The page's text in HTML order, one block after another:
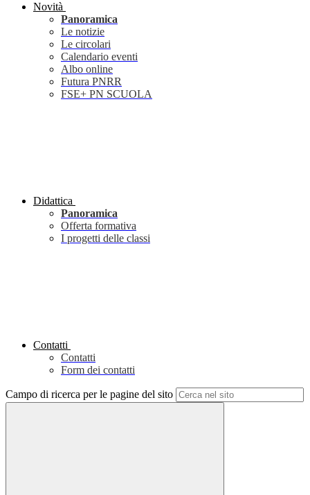
Novità
Panoramica
Le notizie
Le circolari
Calendario eventi
Albo online
Futura PNRR
FSE+ PN SCUOLA
Didattica
Panoramica
Offerta formativa
I progetti delle classi
Contatti
Contatti
Form dei contatti
Campo di ricerca per le pagine del sito